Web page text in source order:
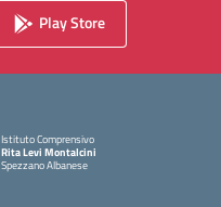
Play Store
Istituto Comprensivo
Rita Levi Montalcini
Spezzano Albanese
— Visita la pagina iniziale della scuola